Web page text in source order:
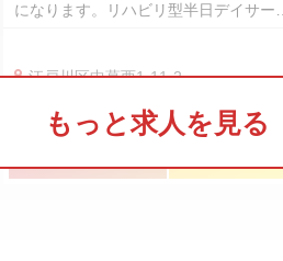
になります。リハビリ型半日デイサー…
江戸川区中葛西1-11-2
もっと求人を見る